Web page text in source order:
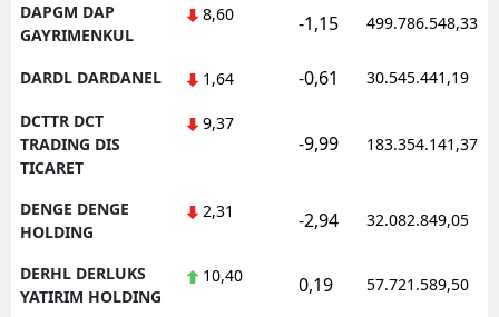
DAPGM DAP
GAYRIMENKUL
8,60 -1,15 499.786.548,33
DARDL DARDANEL 1,64 -0,61 30.545.441,19
DCTTR DCT
TRADING DIS
TICARET
9,37
-9,99 183.354.141,37
DENGE DENGE
HOLDING
2,31 -2,94 32.082.849,05
DERHL DERLUKS
YATIRIM HOLDING
10,40 0,19 57.721.589,50